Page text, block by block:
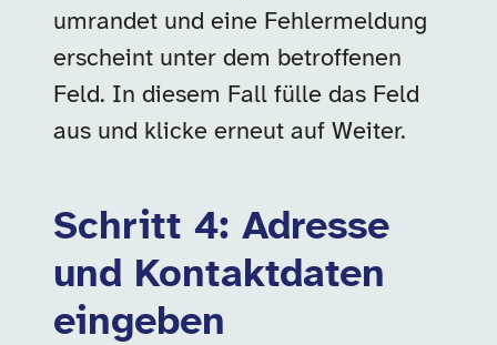
umrandet und eine Fehlermeldung
erscheint unter dem betroffenen
Feld. In diesem Fall fülle das Feld
aus und klicke erneut auf Weiter.
Schritt 4: Adresse
und Kontaktdaten
eingeben